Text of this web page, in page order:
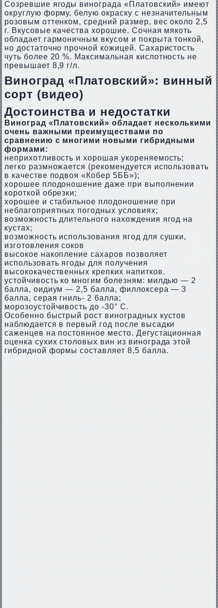
Созревшие ягоды винограда «Платовский» имеют
округлую форму, белую окраску с незначительным
розовым оттенком, средний размер, вес около 2,5
г. Вкусовые качества хорошие. Сочная мякоть
обладает гармоничным вкусом и покрыта тонкой,
но достаточно прочной кожицей. Сахаристость
чуть более 20 %. Максимальная кислотность не
превышает 8,9 г/л.
Виноград «Платовский»: винный
сорт (видео)
Достоинства и недостатки
Виноград «Платовский» обладает несколькими
очень важными преимуществами по
сравнению с многими новыми гибридными
формами:
неприхотливость и хорошая укореняемость;
легко размножается (рекомендуется использовать
в качестве подвоя «Кобер 5ББ»);
хорошее плодоношение даже при выполнении
короткой обрезки;
хорошее и стабильное плодоношение при
неблагоприятных погодных условиях;
возможность длительного нахождения ягод на
кустах;
возможность использования ягод для сушки,
изготовления соков
высокое накопление сахаров позволяет
использовать ягоды для получения
высококачественных крепких напитков.
устойчивость ко многим болезням: милдью — 2
балла, оидиум — 2,5 балла, филлоксера — 3
балла, серая гниль- 2 балла;
морозоустойчивость до -30° С.
Особенно быстрый рост виноградных кустов
наблюдается в первый год после высадки
саженцев на постоянное место. Дегустационная
оценка сухих столовых вин из винограда этой
гибридной формы составляет 8,5 балла.